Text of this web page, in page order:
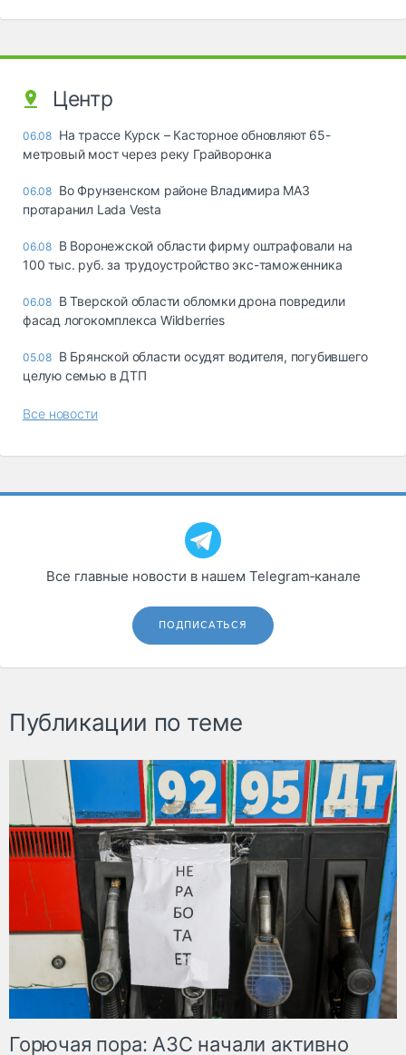
Центр
06.08 На трассе Курск – Касторное обновляют 65-
метровый мост через реку Грайворонка
06.08 Во Фрунзенском районе Владимира МАЗ
протаранил Lada Vesta
06.08 В Воронежской области фирму оштрафовали на
100 тыс. руб. за трудоустройство экс-таможенника
06.08 В Тверской области обломки дрона повредили
фасад логокомплекса Wildberries
05.08 В Брянской области осудят водителя, погубившего
целую семью в ДТП
Все новости
Все главные новости в нашем Telegram‑канале
ПОДПИСАТЬСЯ
Публикации по теме
Горючая пора: АЗС начали активно